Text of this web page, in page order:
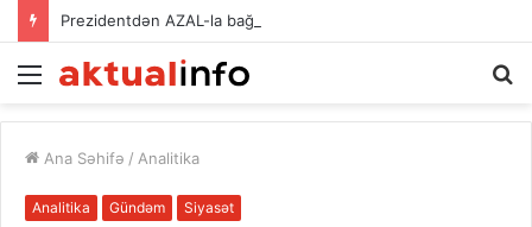
Prezidentdən AZAL-la bağlı FƏRMAN
Menu
Ana Səhifə / Analitika
Analitika Gündəm Siyasət